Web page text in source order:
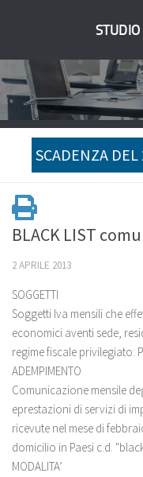
STUDIO
SCADENZA
BLACK LIST
2 APRILE 2013
SOGGETTI
Soggetti Iva mensili che
economici aventi sede,
regime fiscale privilegiato:
ADEMPIMENTO
Comunicazione mensile
eprestazioni di servizi di
ricevute nel mese di
domicilio in Paesi c.d.
MODALITA’